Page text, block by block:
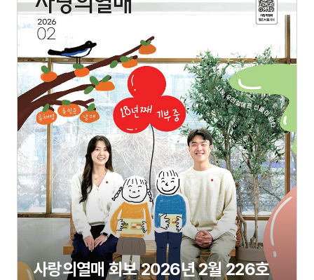
사랑의열매 회보 2026년 2월 226호